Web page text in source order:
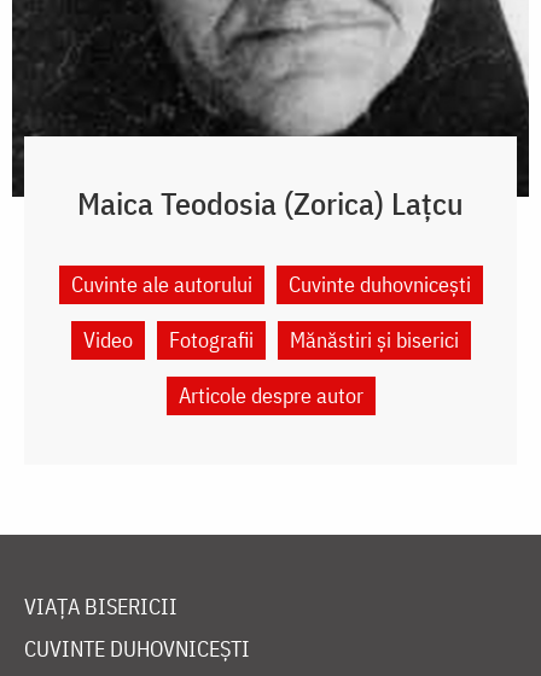
Maica Teodosia (Zorica) Lațcu
Cuvinte ale autorului
Cuvinte duhovnicești
Video
Fotografii
Mănăstiri și biserici
Articole despre autor
VIAȚA BISERICII
CUVINTE DUHOVNICEȘTI